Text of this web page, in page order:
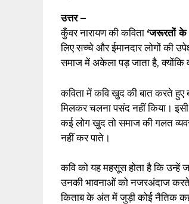
उत्तर –
कुँवर नारायण की कविता ‘जरूरतों के
लिए सच्चे और ईमानदार लोगों की
समाज में अकेला पड़ जाता है,
कविता में कवि खुद की बात करते हुए
मिलकर चलना पसंद नहीं किया।
कई लोग खुद तो समाज की गलत
नहीं कर पाते।
कवि को यह महसूस होता है कि
उनकी भावनाओं को नजरअंदाज
किताब के अंत में जुड़ी कोई नैतिक